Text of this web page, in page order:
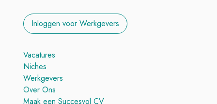
Inloggen voor Werkgevers
Vacatures
Niches
Werkgevers
Over Ons
Maak een Succesvol CV